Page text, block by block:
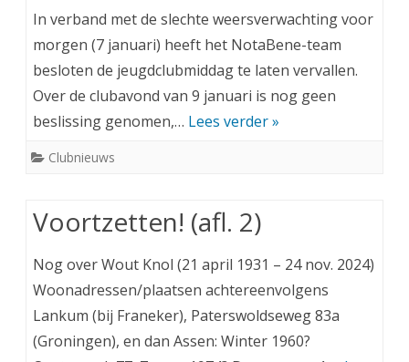
In verband met de slechte weersverwachting voor
morgen (7 januari) heeft het NotaBene-team
besloten de jeugdclubmiddag te laten vervallen.
Over de clubavond van 9 januari is nog geen
beslissing genomen,… Lees verder »
Clubnieuws
Voortzetten! (afl. 2)
Nog over Wout Knol (21 april 1931 – 24 nov. 2024)
Woonadressen/plaatsen achtereenvolgens
Lankum (bij Franeker), Paterswoldseweg 83a
(Groningen), en dan Assen: Winter 1960?